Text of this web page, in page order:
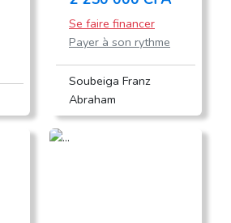
Se faire financer
Payer à son rythme
Soubeiga Franz
Abraham